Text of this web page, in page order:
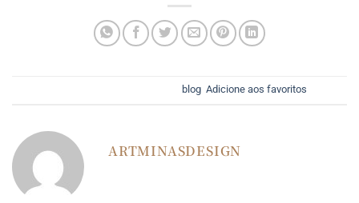
blog Adicione aos favoritos
ARTMINASDESIGN